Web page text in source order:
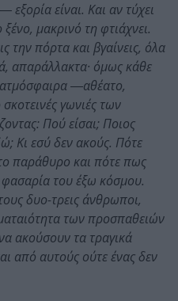
εξορία είναι. Και αν τύχει
μακρινό τη φτιάχνει.
την πόρτα και βγαίνεις, όλα
απαράλλακτα· όμως κάθε
―αθέατο,
γωνιές των
Πού είσαι; Ποιος
Κι εσύ δεν ακούς. Πότε
παράθυρο και πότε πως
του έξω κόσμου.
δυο-τρεις άνθρωποι,
των προσπαθειών
ακούσουν τα τραγικά
από αυτούς ούτε ένας δεν